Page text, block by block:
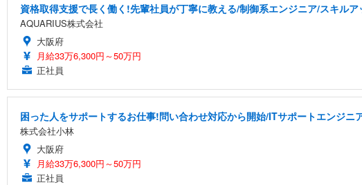
資格取得支援で長く働く!先輩社員が丁寧に教える/制御系エンジニア/スキル
AQUARIUS株式会社
大阪府
月給33万6,300円～50万円
正社員
困った人をサポートするお仕事!問い合わせ対応から開始/ITサポートエンジニ
株式会社小林
大阪府
月給33万6,300円～50万円
正社員